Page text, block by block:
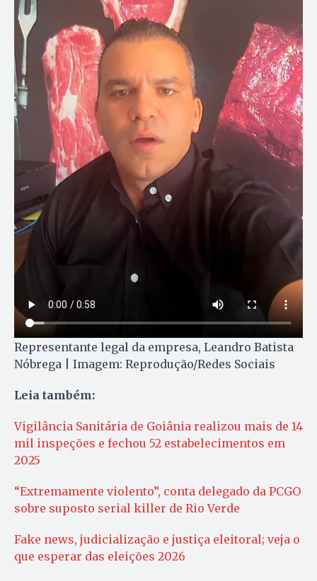
Representante legal da empresa, Leandro Batista
Nóbrega | Imagem: Reprodução/Redes Sociais
Leia também:
Vigilância Sanitária de Goiânia realizou mais de 14
mil inspeções e fechou 52 estabelecimentos em
2025
“Extremamente violento”, conta delegado da PCGO
sobre suposto serial killer de Rio Verde
Fake news, judicialização e justiça eleitoral; veja o
que esperar das eleições 2026